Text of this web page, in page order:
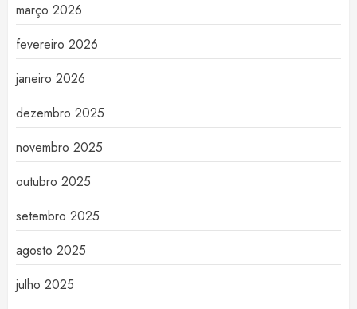
março 2026
fevereiro 2026
janeiro 2026
dezembro 2025
novembro 2025
outubro 2025
setembro 2025
agosto 2025
julho 2025